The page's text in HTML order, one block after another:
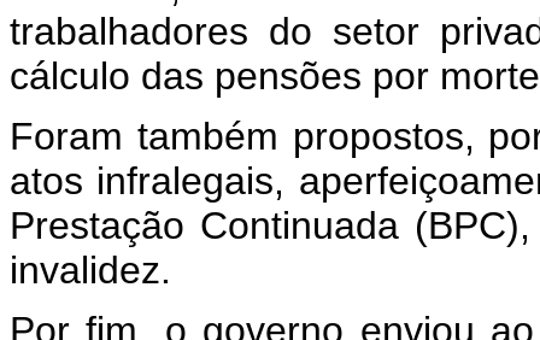
trabalhadores do setor
cálculo das pensões por
Foram também propostos,
atos infralegais,
Prestação Continuada
invalidez.
Por fim, o governo enviou